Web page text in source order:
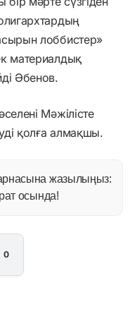
лоббистер»
материалдық
Әбенов.
Мәжілісте
қолға алмақшы.
жазылыңыз:
осында!
0